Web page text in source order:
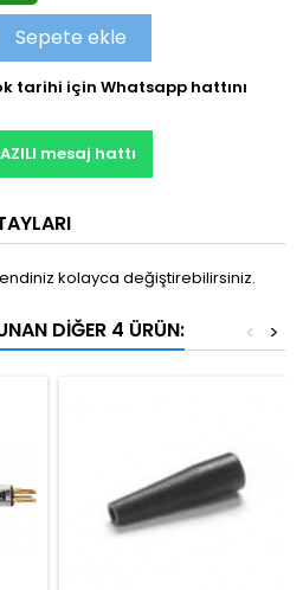
Sepete ekle
tarihi için Whatsapp hattını
mesaj hattı
kolayca değiştirebilirsiniz.
DIĞER 4 ÜRÜN: >
<